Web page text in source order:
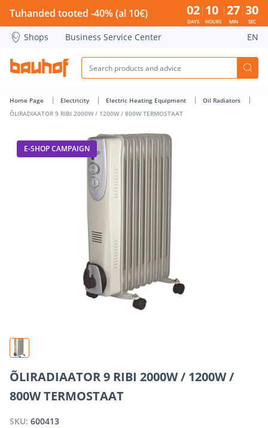
ÕLIRADIAATOR 9 RIBI 2000W / 1200W / 800W
Tuhanded tooted -40% (al 10€) 02
DAYS
10
HOURS
27
MIN
29
SEC
Shops Business Service Center EN
Home Page Electricity Electric Heating Equipment
Oil Radiators
ÕLIRADIAATOR 9 RIBI 2000W / 1200W / 800W TERMOSTAAT
E-SHOP CAMPAIGN
ÕLIRADIAATOR 9 RIBI 2000W / 1200W /
800W TERMOSTAAT
SKU: 600413